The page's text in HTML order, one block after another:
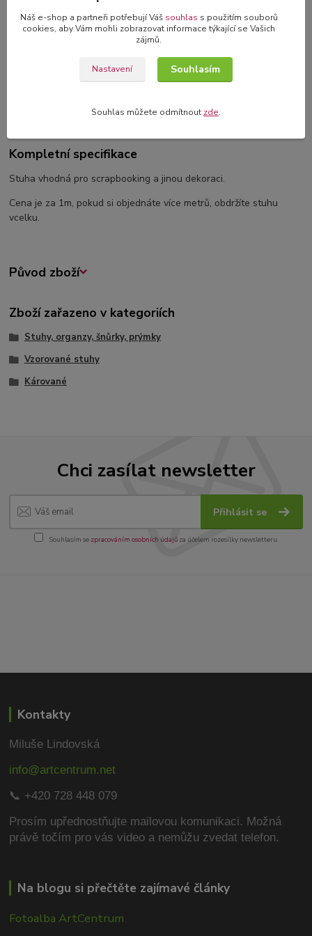
originální blahopřání s 3D dekorací
Kompletní specifikace
Stuha vhodná pro scrapbooking a jinou dekoraci.
Cena je za 1m, pokud si objednáte více metrů, obdržíte stuhu
vcelku.
Původ zboží
Zboží zařazeno v kategoriích
Stuhy, organzy, šnůrky, prýmky
Vzorované stuhy
Kárované
Chci zasílat newsletter
Přihlásit se
Souhlasím se zpracováním osobních údajůza účelem rozesílky newsletteru.
Kontakty
Miluše Lindovská
info@artcentrum.net
📞 +420 728 448 079
Prosím upřednostňujte mailovou komunikaci. Možná
právě točím pro vás video a nemůžu zvedat telefon.
Na blogu si přečtěte zajímavé články
Fotoalba ArtCentrum
Náš e-shop a partneři potřebují Váš souhlas s použitím souborů
cookies, aby Vám mohli zobrazovat informace týkající se Vašich
zájmů.
Nastavení Souhlasím
Souhlas můžete odmítnout zde.